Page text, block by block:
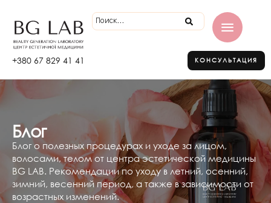
+380 67 829 41 41 КОНСУЛЬТАЦИЯ
Блог
Блог о полезных процедурах и уходе за лицом,
волосами, телом от центра эстетической медицины
BG LAB. Рекомендации по уходу в летний, осенний,
зимний, весенний период, а также в зависимости от
возрастных изменений.